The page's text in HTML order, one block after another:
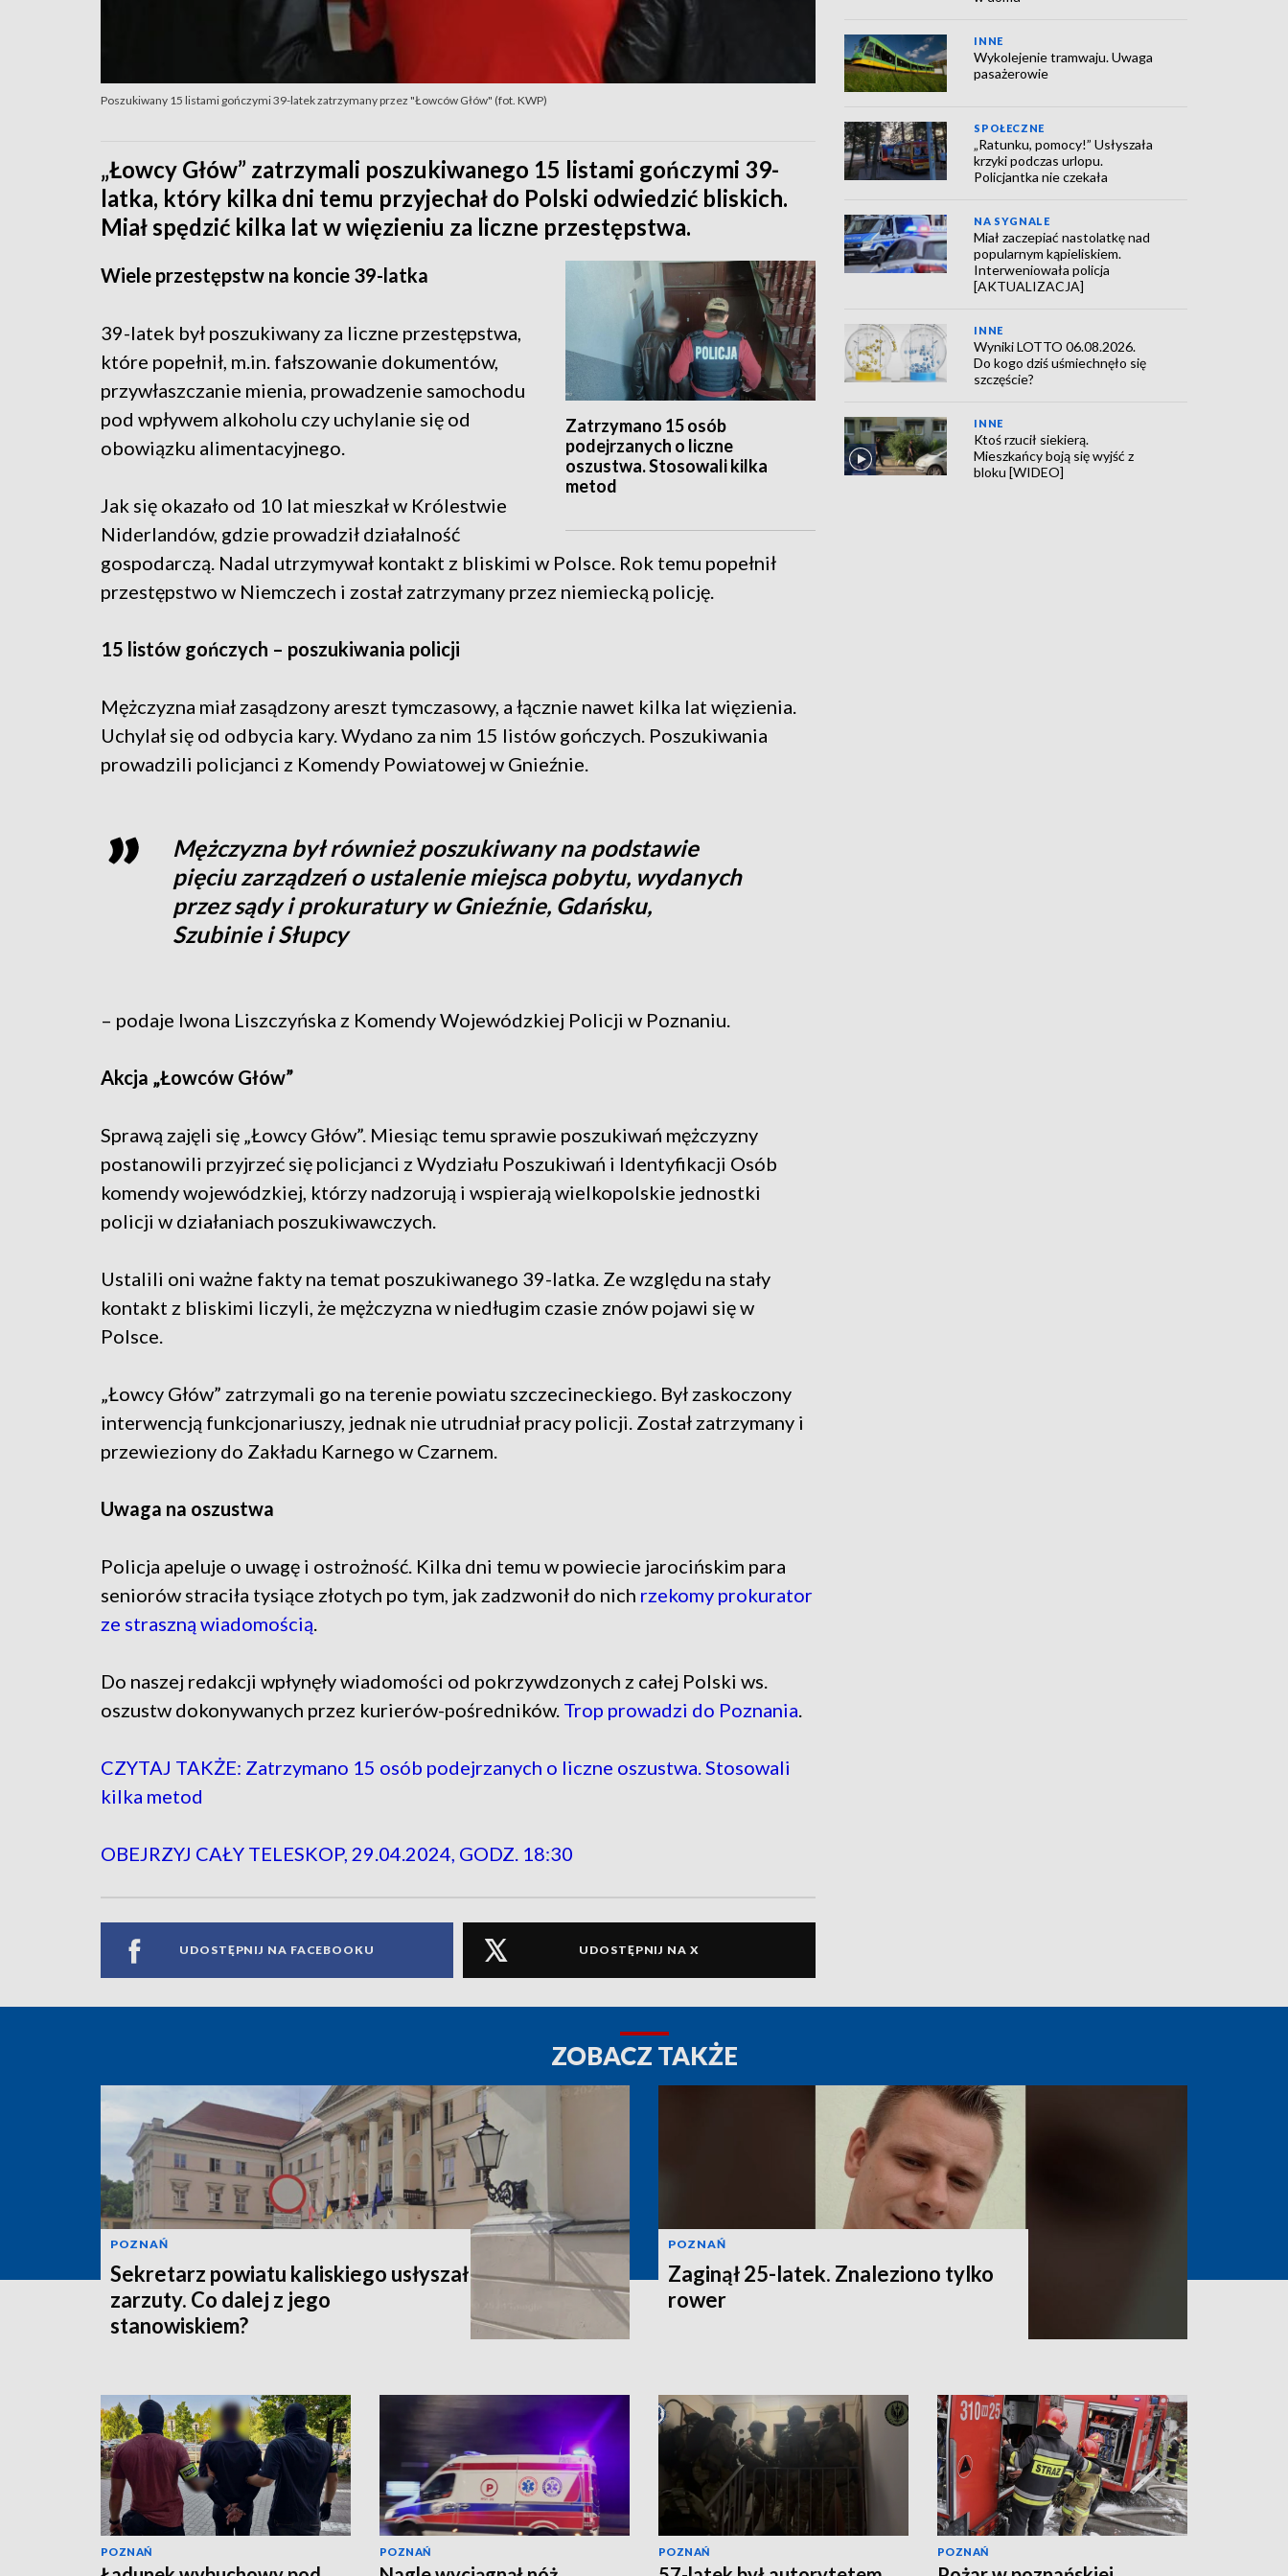
Poszukiwany 15 listami gończymi 39-latek zatrzymany przez "Łowców Głów" (fot. KWP)
„Łowcy Głów” zatrzymali poszukiwanego 15 listami gończymi 39-
latka, który kilka dni temu przyjechał do Polski odwiedzić bliskich.
Miał spędzić kilka lat w więzieniu za liczne przestępstwa.
Zatrzymano 15 osób
podejrzanych o liczne
oszustwa. Stosowali kilka
metod
Wiele przestępstw na koncie 39-latka
39-latek był poszukiwany za liczne przestępstwa,
które popełnił, m.in. fałszowanie dokumentów,
przywłaszczanie mienia, prowadzenie samochodu
pod wpływem alkoholu czy uchylanie się od
obowiązku alimentacyjnego.
Jak się okazało od 10 lat mieszkał w Królestwie
Niderlandów, gdzie prowadził działalność
gospodarczą. Nadal utrzymywał kontakt z bliskimi w Polsce. Rok temu popełnił
przestępstwo w Niemczech i został zatrzymany przez niemiecką policję.
15 listów gończych – poszukiwania policji
Mężczyzna miał zasądzony areszt tymczasowy, a łącznie nawet kilka lat więzienia.
Uchylał się od odbycia kary. Wydano za nim 15 listów gończych. Poszukiwania
prowadzili policjanci z Komendy Powiatowej w Gnieźnie.
Mężczyzna był również poszukiwany na podstawie
pięciu zarządzeń o ustalenie miejsca pobytu, wydanych
przez sądy i prokuratury w Gnieźnie, Gdańsku,
Szubinie i Słupcy
– podaje Iwona Liszczyńska z Komendy Wojewódzkiej Policji w Poznaniu.
Akcja „Łowców Głów”
Sprawą zajęli się „Łowcy Głów”. Miesiąc temu sprawie poszukiwań mężczyzny
postanowili przyjrzeć się policjanci z Wydziału Poszukiwań i Identyfikacji Osób
komendy wojewódzkiej, którzy nadzorują i wspierają wielkopolskie jednostki
policji w działaniach poszukiwawczych.
Ustalili oni ważne fakty na temat poszukiwanego 39-latka. Ze względu na stały
kontakt z bliskimi liczyli, że mężczyzna w niedługim czasie znów pojawi się w
Polsce.
„Łowcy Głów” zatrzymali go na terenie powiatu szczecineckiego. Był zaskoczony
interwencją funkcjonariuszy, jednak nie utrudniał pracy policji. Został zatrzymany i
przewieziony do Zakładu Karnego w Czarnem.
Uwaga na oszustwa
Policja apeluje o uwagę i ostrożność. Kilka dni temu w powiecie jarocińskim para
seniorów straciła tysiące złotych po tym, jak zadzwonił do nich rzekomy prokurator
ze straszną wiadomością
Do naszej redakcji wpłynęły wiadomości od pokrzywdzonych z całej Polski ws.
oszustw dokonywanych przez kurierów-pośredników. Trop prowadzi do Poznania
CZYTAJ TAKŻE: Zatrzymano 15 osób podejrzanych o liczne oszustwa. Stosowali
kilka metod
OBEJRZYJ CAŁY TELESKOP, 29.04.2024, GODZ. 18:30
UDOSTĘPNIJ NA FACEBOOKU UDOSTĘPNIJ NA X
INNE
Wykolejenie tramwaju. Uwaga
pasażerowie
SPOŁECZNE
„Ratunku, pomocy!” Usłyszała
krzyki podczas urlopu.
Policjantka nie czekała
NA SYGNALE
Miał zaczepiać nastolatkę nad
popularnym kąpieliskiem.
Interweniowała policja
[AKTUALIZACJA]
INNE
Wyniki LOTTO 06.08.2026.
Do kogo dziś uśmiechnęło się
szczęście?
INNE
Ktoś rzucił siekierą.
Mieszkańcy boją się wyjść z
bloku [WIDEO]
ZOBACZ TAKŻE
POZNAŃ
Sekretarz powiatu kaliskiego usłyszał
zarzuty. Co dalej z jego
stanowiskiem?
POZNAŃ
Zaginął 25-latek. Znaleziono tylko
rower
POZNAŃ POZNAŃ POZNAŃ POZNAŃ